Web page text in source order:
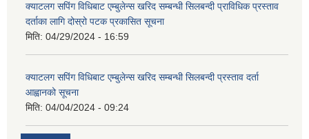
क्याटलग सपिंग विधिबाट एम्बुलेन्स खरिद सम्बन्धी सिलबन्दी प्राविधिक प्रस्ताव
दर्ताका लागि दोस्रो पटक प्रकासित सूचना
मिति: 04/29/2024 - 16:59
क्याटलग सपिंग विधिबाट एम्बुलेन्स खरिद सम्बन्धी सिलबन्दी प्रस्ताव दर्ता
आह्वानको सूचना
मिति: 04/04/2024 - 09:24